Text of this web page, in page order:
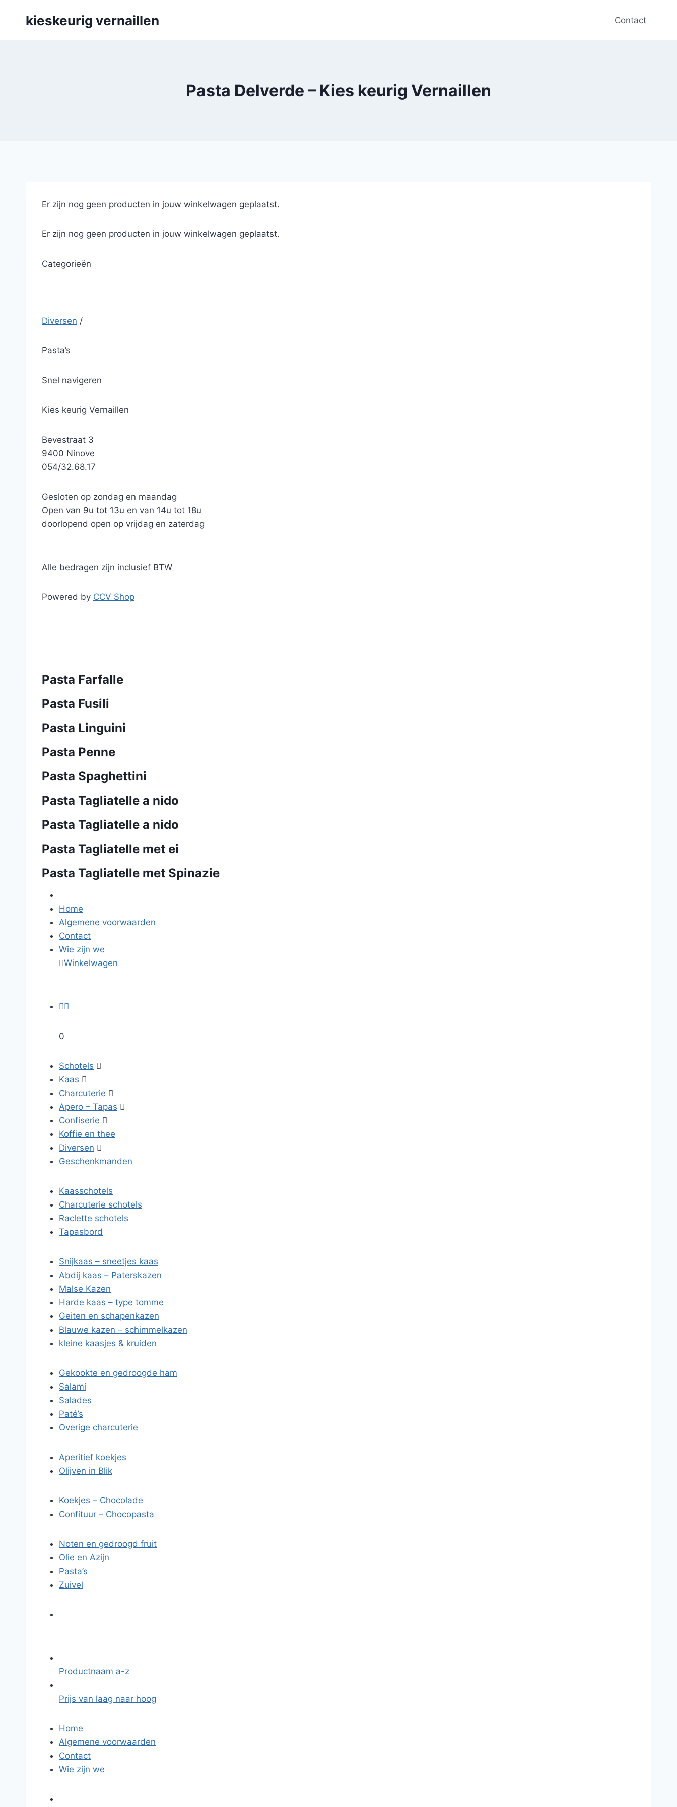
kieskeurig vernaillen Contact
Pasta Delverde – Kies keurig Vernaillen
Er zijn nog geen producten in jouw winkelwagen geplaatst.
Er zijn nog geen producten in jouw winkelwagen geplaatst.
Categorieën
Diversen /
Pasta’s
Snel navigeren
Kies keurig Vernaillen
Bevestraat 3
9400 Ninove
054/32.68.17
Gesloten op zondag en maandag
Open van 9u tot 13u en van 14u tot 18u
doorlopend open op vrijdag en zaterdag
Alle bedragen zijn inclusief BTW
Powered by CCV Shop
Pasta Farfalle
Pasta Fusili
Pasta Linguini
Pasta Penne
Pasta Spaghettini
Pasta Tagliatelle a nido
Pasta Tagliatelle a nido
Pasta Tagliatelle met ei
Pasta Tagliatelle met Spinazie
Home
Algemene voorwaarden
Contact
Wie zijn we
Winkelwagen

0
Schotels 
Kaas 
Charcuterie 
Apero – Tapas 
Confiserie 
Koffie en thee
Diversen 
Geschenkmanden
Kaasschotels
Charcuterie schotels
Raclette schotels
Tapasbord
Snijkaas – sneetjes kaas
Abdij kaas – Paterskazen
Malse Kazen
Harde kaas – type tomme
Geiten en schapenkazen
Blauwe kazen – schimmelkazen
kleine kaasjes & kruiden
Gekookte en gedroogde ham
Salami
Salades
Paté’s
Overige charcuterie
Aperitief koekjes
Olijven in Blik
Koekjes – Chocolade
Confituur – Chocopasta
Noten en gedroogd fruit
Olie en Azijn
Pasta’s
Zuivel
Productnaam a-z
Prijs van laag naar hoog
Home
Algemene voorwaarden
Contact
Wie zijn we